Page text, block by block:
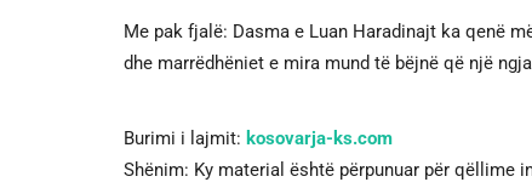
Me pak fjalë: Dasma e Luan Haradinajt ka qenë
dhe marrëdhëniet e mira mund të bëjnë që një
Burimi i lajmit: kosovarja-ks.com
Shënim: Ky material është përpunuar për qëllime